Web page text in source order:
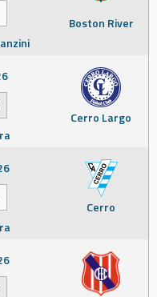
Boston River
Cerro Largo
Cerro